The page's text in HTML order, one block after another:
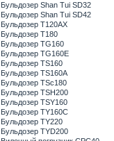
Бульдозер Shan Tui SD32
Бульдозер Shan Tui SD42
Бульдозер T120AX
Бульдозер T180
Бульдозер TG160
Бульдозер TG160E
Бульдозер TS160
Бульдозер TS160A
Бульдозер TSc180
Бульдозер TSH200
Бульдозер TSY160
Бульдозер TY160C
Бульдозер TY220
Бульдозер TYD200